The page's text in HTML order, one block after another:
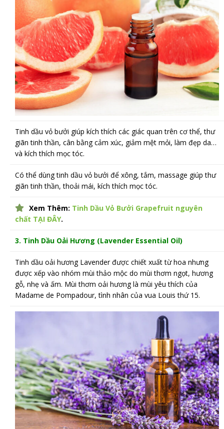
Tinh dầu vỏ bưởi giúp kích thích các giác quan trên cơ thể, thư
giãn tinh thần, cân bằng cảm xúc, giảm mệt mỏi, làm đẹp da…
và kích thích mọc tóc.
Có thể dùng tinh dầu vỏ bưởi để xông, tắm, massage giúp thư
giãn tinh thần, thoải mái, kích thích mọc tóc.
Xem Thêm: Tinh Dầu Vỏ Bưởi Grapefruit nguyên
chất TẠI ĐÂY.
3. Tinh Dầu Oải Hương (Lavender Essential Oil)
Tinh dầu oải hương Lavender được chiết xuất từ hoa nhưng
được xếp vào nhóm mùi thảo mộc do mùi thơm ngọt, hương
gỗ, nhẹ và ấm. Mùi thơm oải hương là mùi yêu thích của
Madame de Pompadour, tình nhân của vua Louis thứ 15.